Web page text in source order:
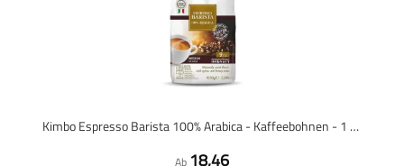
Kimbo Espresso Barista 100% Arabica - Kaffeebohnen - 1 Kilo
Ab 18,46